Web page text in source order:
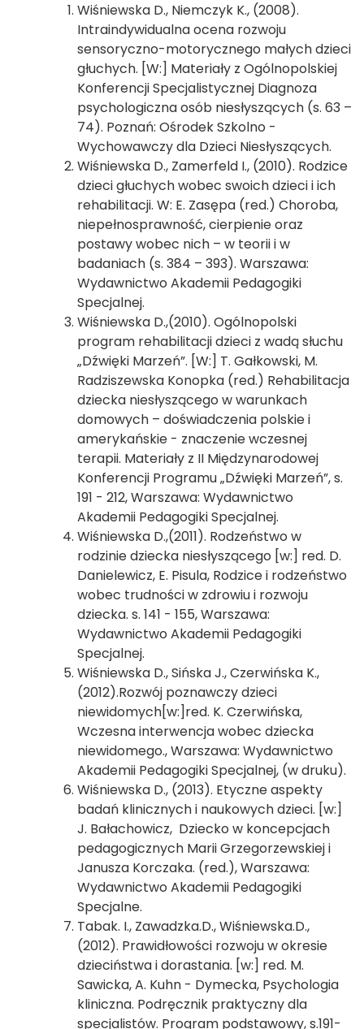
Wiśniewska D., Niemczyk K., (2008).
Intraindywidualna ocena rozwoju
sensoryczno-motorycznego małych dzieci
głuchych. [W:] Materiały z Ogólnopolskiej
Konferencji Specjalistycznej Diagnoza
psychologiczna osób niesłyszących (s. 63 –
74). Poznań: Ośrodek Szkolno -
Wychowawczy dla Dzieci Niesłyszących.
Wiśniewska D., Zamerfeld I., (2010). Rodzice
dzieci głuchych wobec swoich dzieci i ich
rehabilitacji. W: E. Zasępa (red.) Choroba,
niepełnosprawność, cierpienie oraz
postawy wobec nich – w teorii i w
badaniach (s. 384 – 393). Warszawa:
Wydawnictwo Akademii Pedagogiki
Specjalnej.
Wiśniewska D.,(2010). Ogólnopolski
program rehabilitacji dzieci z wadą słuchu
„Dźwięki Marzeń”. [W:] T. Gałkowski, M.
Radziszewska Konopka (red.) Rehabilitacja
dziecka niesłyszącego w warunkach
domowych – doświadczenia polskie i
amerykańskie - znaczenie wczesnej
terapii. Materiały z II Międzynarodowej
Konferencji Programu „Dźwięki Marzeń”, s.
191 - 212, Warszawa: Wydawnictwo
Akademii Pedagogiki Specjalnej.
Wiśniewska D.,(2011). Rodzeństwo w
rodzinie dziecka niesłyszącego [w:] red. D.
Danielewicz, E. Pisula, Rodzice i rodzeństwo
wobec trudności w zdrowiu i rozwoju
dziecka. s. 141 - 155, Warszawa:
Wydawnictwo Akademii Pedagogiki
Specjalnej.
Wiśniewska D., Sińska J., Czerwińska K.,
(2012).Rozwój poznawczy dzieci
niewidomych[w:]red. K. Czerwińska,
Wczesna interwencja wobec dziecka
niewidomego., Warszawa: Wydawnictwo
Akademii Pedagogiki Specjalnej, (w druku).
Wiśniewska D., (2013). Etyczne aspekty
badań klinicznych i naukowych dzieci. [w:]
J. Bałachowicz, Dziecko w koncepcjach
pedagogicznych Marii Grzegorzewskiej i
Janusza Korczaka. (red.), Warszawa:
Wydawnictwo Akademii Pedagogiki
Specjalne.
Tabak. I., Zawadzka.D., Wiśniewska.D.,
(2012). Prawidłowości rozwoju w okresie
dzieciństwa i dorastania. [w:] red. M.
Sawicka, A. Kuhn - Dymecka, Psychologia
kliniczna. Podręcznik praktyczny dla
specjalistów. Program podstawowy, s.191-